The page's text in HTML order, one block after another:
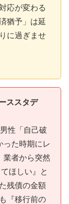
応が変わる
猶予」は延
に過ぎませ
ススタデ
性「自己破
った時期にレ
業者から突然
ほしい』と
残債の金額
『移行前の